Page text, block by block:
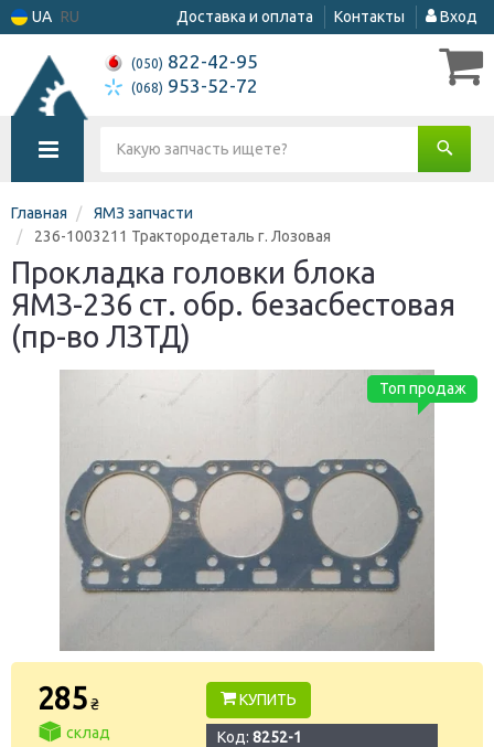
UA RU Доставка и оплата Контакты Вход
(050) 822-42-95
(068) 953-52-72
Главная
ЯМЗ запчасти
236-1003211 Трактородеталь г. Лозовая
Прокладка головки блока
ЯМЗ-236 ст. обр. безасбестовая
(пр-во ЛЗТД)
Топ продаж
285₴
склад
КУПИТЬ
Код: 8252-1